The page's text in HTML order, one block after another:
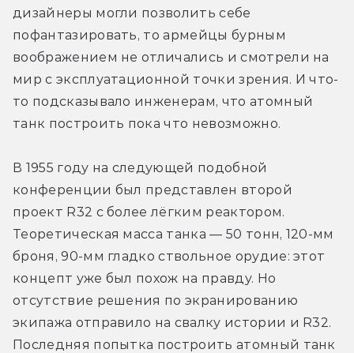
дизайнеры могли позволить себе
пофантазировать, то армейцы бурным
воображением не отличались и смотрели на
мир с эксплуатационной точки зрения. И что-
то подсказывало инженерам, что атомный
танк построить пока что невозможно.
В 1955 году на следующей подобной
конференции был представлен второй
проект R32 с более лёгким реактором.
Теоретическая масса танка — 50 тонн, 120-мм
броня, 90-мм гладко ствольное орудие: этот
концепт уже был похож на правду. Но
отсутствие решения по экранированию
экипажа отправило на свалку истории и R32.
Последняя попытка построить атомный танк